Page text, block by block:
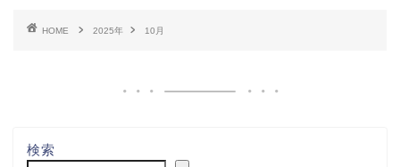
HOME 2025年 10月
検索